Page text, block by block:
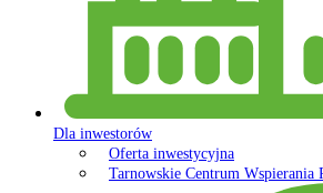
Dla inwestorów
Oferta inwestycyjna
Tarnowskie Centrum Wspierania